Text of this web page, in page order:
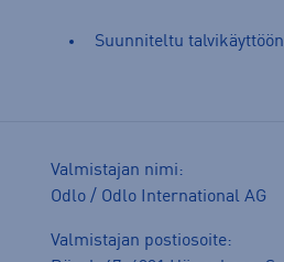
Suunniteltu talvikäyttöön
Valmistajan nimi:
Odlo / Odlo International AG
Valmistajan postiosoite: